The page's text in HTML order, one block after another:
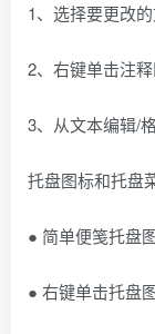
1、选择要更改的
2、右键单击注
3、从文本编辑/
托盘图标和托盘
● 简单便笺托盘
● 右键单击托盘